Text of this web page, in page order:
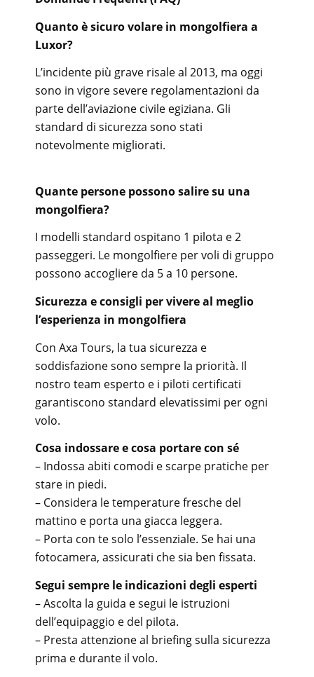
Quanto è sicuro volare in mongolfiera a
Luxor?
L’incidente più grave risale al 2013, ma oggi
sono in vigore severe regolamentazioni da
parte dell’aviazione civile egiziana. Gli
standard di sicurezza sono stati
notevolmente migliorati.
Quante persone possono salire su una
mongolfiera?
I modelli standard ospitano 1 pilota e 2
passeggeri. Le mongolfiere per voli di gruppo
possono accogliere da 5 a 10 persone.
Sicurezza e consigli per vivere al meglio
l’esperienza in mongolfiera
Con Axa Tours, la tua sicurezza e
soddisfazione sono sempre la priorità. Il
nostro team esperto e i piloti certificati
garantiscono standard elevatissimi per ogni
volo.
Cosa indossare e cosa portare con sé
– Indossa abiti comodi e scarpe pratiche per
stare in piedi.
– Considera le temperature fresche del
mattino e porta una giacca leggera.
– Porta con te solo l’essenziale. Se hai una
fotocamera, assicurati che sia ben fissata.
Segui sempre le indicazioni degli esperti
– Ascolta la guida e segui le istruzioni
dell’equipaggio e del pilota.
– Presta attenzione al briefing sulla sicurezza
prima e durante il volo.